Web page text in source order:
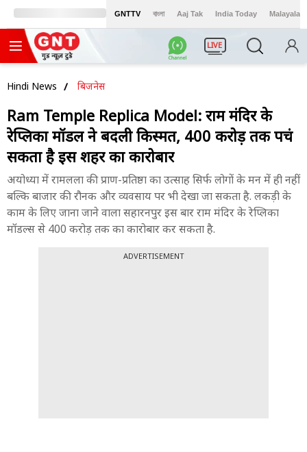
GNTTV বাংলা Aaj Tak India Today Malayalam
LIVE
Hindi News बिजनेस
Ram Temple Replica Model: राम मंदिर के
रेप्लिका मॉडल ने बदली किस्मत, 400 करोड़ तक पहुंच
सकता है इस शहर का कारोबार
अयोध्या में रामलला की प्राण-प्रतिष्ठा का उत्साह सिर्फ लोगों के मन में ही नहीं
बल्कि बाजार की रौनक और व्यवसाय पर भी देखा जा सकता है. लकड़ी के
काम के लिए जाना जाने वाला सहारनपुर इस बार राम मंदिर के रेप्लिका
मॉडल्स से 400 करोड़ तक का कारोबार कर सकता है.
ADVERTISEMENT